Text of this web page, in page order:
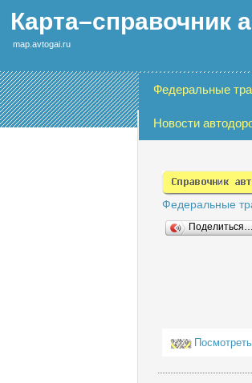
Карта–справочник
map.avtogai.ru
Федеральные
Новости
Федеральные
Поделиться…